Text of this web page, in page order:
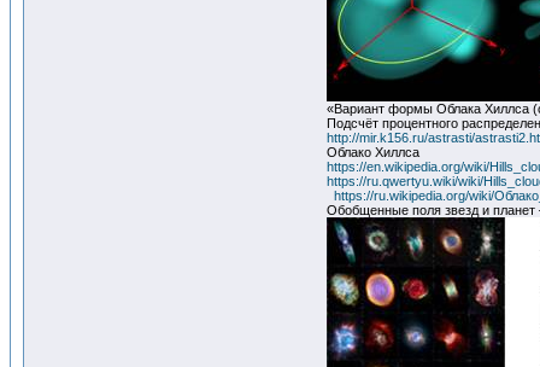
«Вариант формы Облака Хиллса
Подсчёт процентного
http://mir.k156.ru/astrasti/
Облако Хиллса
https://en.wikipedia.org/wiki/
https://ru.qwertyu.wiki/wiki/
https://ru.wikipedia.org/wiki/
Обобщенные поля звезд и планет